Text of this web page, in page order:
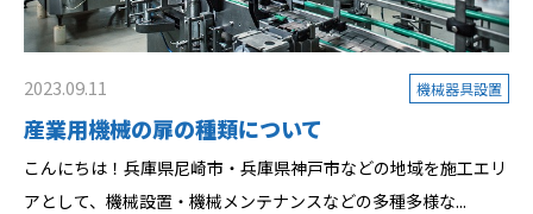
2023.09.11 機械器具設置
産業用機械の扉の種類について
こんにちは！兵庫県尼崎市・兵庫県神戸市などの地域を施工エリ
アとして、機械設置・機械メンテナンスなどの多種多様な...